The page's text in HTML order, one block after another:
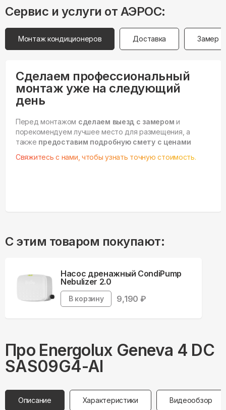
Сервис и услуги от АЭРОС:
Монтаж кондиционеров Доставка Замер
Сделаем профессиональный
монтаж уже на следующий
день
Перед монтажом сделаем выезд с замером и
порекомендуем лучшее место для размещения, а
также предоставим подробную смету с ценами
Свяжитесь с нами, чтобы узнать точную стоимость.
С этим товаром покупают:
Насос дренажный CondiPump
Nebulizer 2.0
В корзину 9,190 ₽
Про Energolux Geneva 4 DC
SAS09G4-AI
Описание Характеристики Видеообзор